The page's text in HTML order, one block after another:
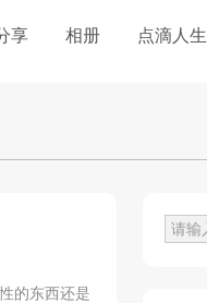
享 相册 点滴人生
的东西还是